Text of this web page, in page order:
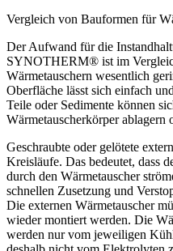
Vergleich von Bauformen für
Der Aufwand für die
SYNOTHERM® ist im
Wärmetauschern wesentlich
Oberfläche lässt sich einfach
Teile oder Sedi­mente können
Wärmetauscherkörper ablagern
Geschraubte oder gelötete
Kreisläufe. Das bedeutet, dass
durch den Wärmetauscher
schnellen Zusetzung und
Die externen Wärmetauscher
wieder montiert werden. Die
werden nur vom jeweiligen